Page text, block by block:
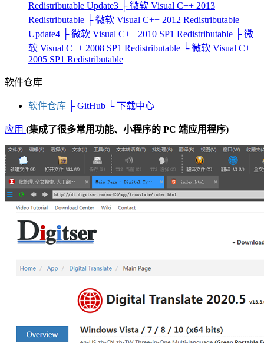
Redistributable Update3 ├ 微软 Visual C++ 2013
Redistributable ├ 微软 Visual C++ 2012 Redistributable
Update4 ├ 微软 Visual C++ 2010 SP1 Redistributable ├ 微
软 Visual C++ 2008 SP1 Redistributable └ 微软 Visual C++
2005 SP1 Redistributable
软件仓库
软件仓库 ├ GitHub └ 下载中心
应用 (集成了很多常用功能、小程序的 PC 端应用程序)